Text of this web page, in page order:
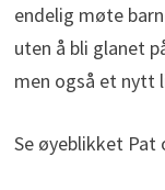
endelig møte
uten å bli glanet
men også et nytt
Se øyeblikket Pat